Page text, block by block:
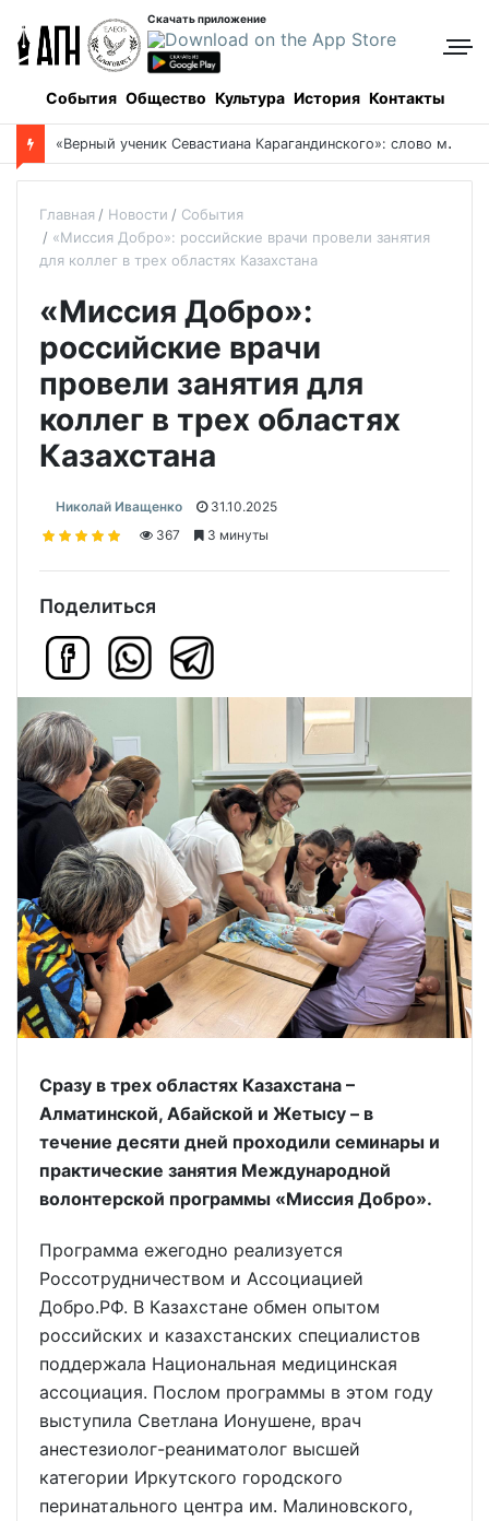
Скачать приложение
События Общество Культура История Контакты
«Верный ученик Севастиана Карагандинского»: слово митрополита Александра о почившем схиархимандрите Пахомии
Главная Новости
События
«Миссия Добро»: российские врачи провели занятия
для коллег в трех областях Казахстана
«Миссия Добро»:
российские врачи
провели занятия для
коллег в трех областях
Казахстана
Николай Иващенко
31.10.2025
367
3 минуты
Поделиться
Сразу в трех областях Казахстана –
Алматинской, Абайской и Жетысу – в
течение десяти дней проходили семинары и
практические занятия Международной
волонтерской программы «Миссия Добро».
Программа ежегодно реализуется
Россотрудничеством и Ассоциацией
Добро.РФ. В Казахстане обмен опытом
российских и казахстанских специалистов
поддержала Национальная медицинская
ассоциация. Послом программы в этом году
выступила Светлана Ионушене, врач
анестезиолог-реаниматолог высшей
категории Иркутского городского
перинатального центра им. Малиновского,